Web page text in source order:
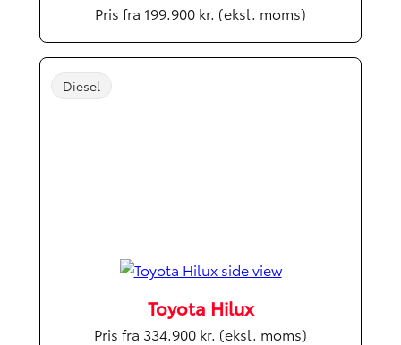
Pris fra 199.900 kr. (eksl. moms)
Diesel
Toyota Hilux
Pris fra 334.900 kr. (eksl. moms)